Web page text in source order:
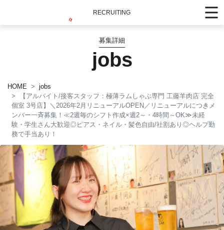
RECRUITING
募集詳細
jobs
HOME
jobs
【アルバイト/接客スタッフ：極薄ラムしゃぶ専門 工藤羊肉店 完全
個室 3号店】＼2026年2月リニューアルOPEN／リニューアルにつきメ
ンバー一斉募集！≪2週毎のシフト作成×週2～・4時間～OK≫未経
験・学生さん大歓迎◎ピアス・ネイル・髪色自由/社割あり◎ヘルプ勤
務で手当あり！